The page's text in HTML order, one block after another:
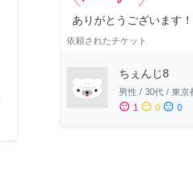
ありがとうございます！
依頼されたチケット
ちぇんじ8
男性 / 30代 / 東京
sentiment_satisfied 1 sentiment_neutral 0 sentiment_dissatisfied 0